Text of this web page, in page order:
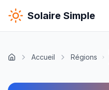
Solaire Simple
Accueil Régions